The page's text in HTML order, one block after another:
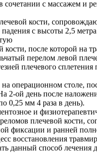
сочетании с массажем
кости,
падения с высоты 2,5
после которой на
перелом левой
плечевого
операционном столе,
ой день после
0,25 мм 4 раза в день).
и
плечевой кости,
фиксации и ранней
восстановления
данный способ